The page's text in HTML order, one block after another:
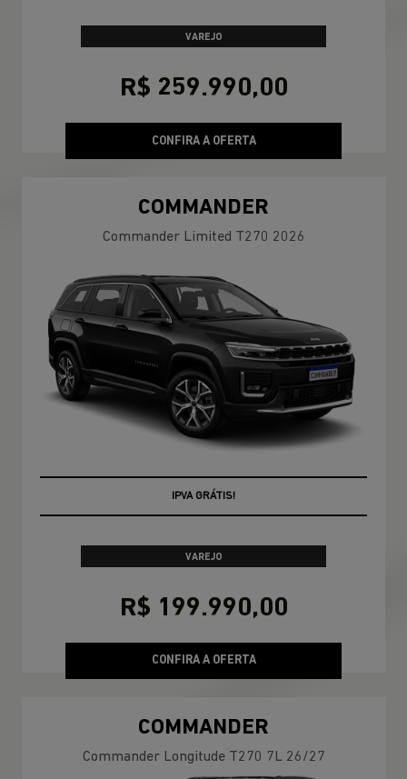
VAREJO
R$ 259.990,00
CONFIRA A OFERTA
COMMANDER
Commander Limited T270 2026
TAXA ZERO
VAREJO
R$ 199.990,00
CONFIRA A OFERTA
COMMANDER
Commander Longitude T270 7L 26/27